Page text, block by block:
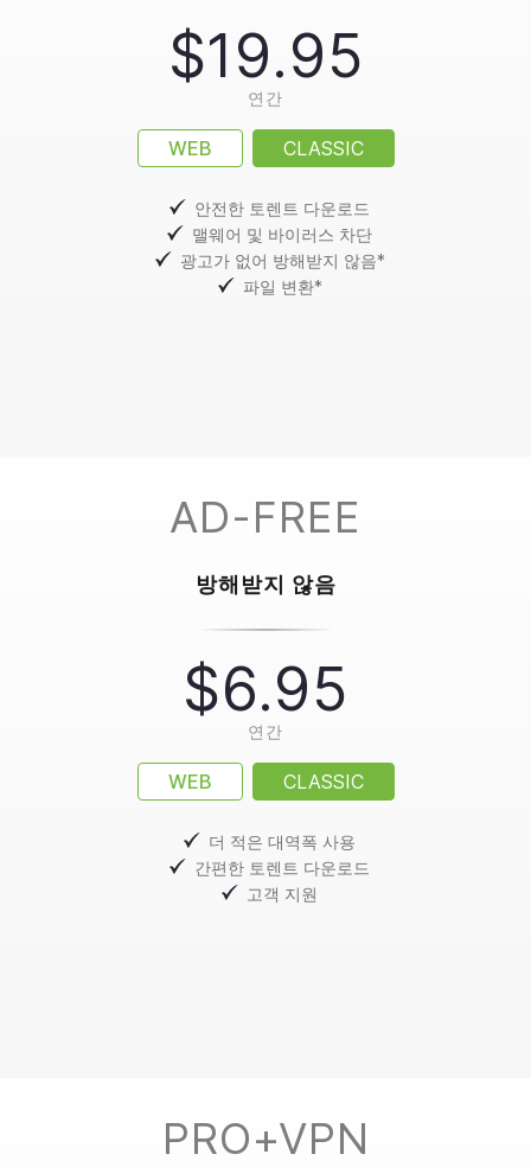
PRO+VPN
$19.95
연간
WEB CLASSIC
안전한 토렌트 다운로드
맬웨어 및 바이러스 차단
광고가 없어 방해받지 않음*
파일 변환*
AD-FREE
방해받지 않음
$6.95
연간
WEB CLASSIC
더 적은 대역폭 사용
간편한 토렌트 다운로드
고객 지원